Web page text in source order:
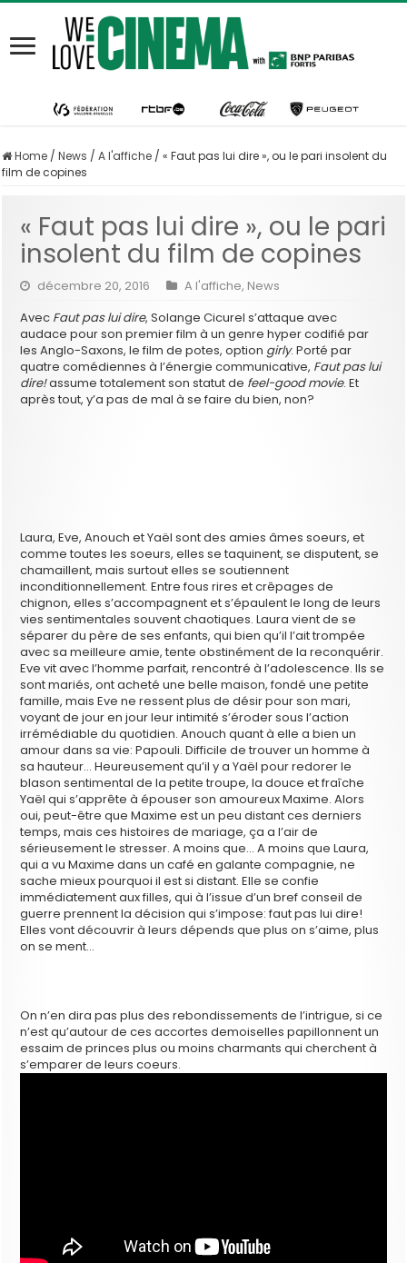
Home / News / A l'affiche / « Faut pas lui dire », ou le pari insolent du
film de copines
« Faut pas lui dire », ou le pari
insolent du film de copines
décembre 20, 2016 A l'affiche, News
Avec Faut pas lui dire, Solange Cicurel s’attaque avec
audace pour son premier film à un genre hyper codifié par
les Anglo-Saxons, le film de potes, option girly. Porté par
quatre comédiennes à l’énergie communicative, Faut pas lui
dire!assume totalement son statut de feel-good movie. Et
après tout, y’a pas de mal à se faire du bien, non?
Laura, Eve, Anouch et Yaël sont des amies âmes soeurs, et
comme toutes les soeurs, elles se taquinent, se disputent, se
chamaillent, mais surtout elles se soutiennent
inconditionnellement. Entre fous rires et crêpages de
chignon, elles s’accompagnent et s’épaulent le long de leurs
vies sentimentales souvent chaotiques. Laura vient de se
séparer du père de ses enfants, qui bien qu’il l’ait trompée
avec sa meilleure amie, tente obstinément de la reconquérir.
Eve vit avec l’homme parfait, rencontré à l’adolescence. Ils se
sont mariés, ont acheté une belle maison, fondé une petite
famille, mais Eve ne ressent plus de désir pour son mari,
voyant de jour en jour leur intimité s’éroder sous l’action
irrémédiable du quotidien. Anouch quant à elle a bien un
amour dans sa vie: Papouli. Difficile de trouver un homme à
sa hauteur… Heureusement qu’il y a Yaël pour redorer le
blason sentimental de la petite troupe, la douce et fraîche
Yaël qui s’apprête à épouser son amoureux Maxime. Alors
oui, peut-être que Maxime est un peu distant ces derniers
temps, mais ces histoires de mariage, ça a l’air de
sérieusement le stresser. A moins que… A moins que Laura,
qui a vu Maxime dans un café en galante compagnie, ne
sache mieux pourquoi il est si distant. Elle se confie
immédiatement aux filles, qui à l’issue d’un bref conseil de
guerre prennent la décision qui s’impose: faut pas lui dire!
Elles vont découvrir à leurs dépends que plus on s’aime, plus
on se ment…
On n’en dira pas plus des rebondissements de l’intrigue, si ce
n’est qu’autour de ces accortes demoiselles papillonnent un
essaim de princes plus ou moins charmants qui cherchent à
s’emparer de leurs coeurs.